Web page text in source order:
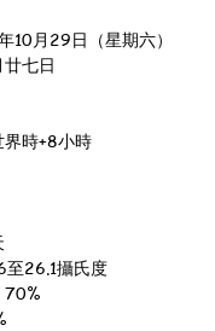
10月29日（星期六）
七日
時+8小時
26.1攝氏度
70%